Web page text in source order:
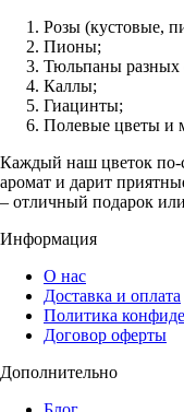
Розы (кустовые,
Пионы;
Тюльпаны разных
Каллы;
Гиацинты;
Полевые цветы и
Каждый наш цветок по-
аромат и дарит
– отличный подарок
Информация
О нас
Доставка и оплата
Политика
Договор оферты
Дополнительно